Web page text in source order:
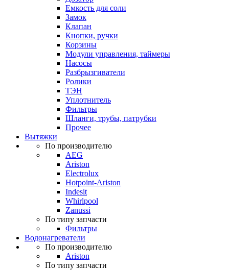
Емкость для соли
Замок
Клапан
Кнопки, ручки
Корзины
Модули управления, таймеры
Насосы
Разбрызгиватели
Ролики
ТЭН
Уплотнитель
Фильтры
Шланги, трубы, патрубки
Прочее
Вытяжки
По производителю
AEG
Ariston
Electrolux
Hotpoint-Ariston
Indesit
Whirlpool
Zanussi
По типу запчасти
Фильтры
Водонагреватели
По производителю
Ariston
По типу запчасти